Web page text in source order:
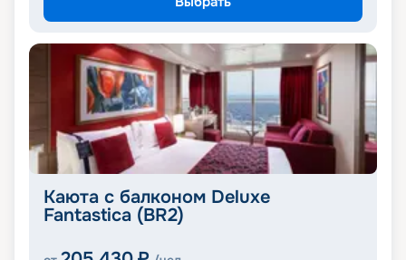
Каюта с балконом Deluxe
Fantastica (BR2)